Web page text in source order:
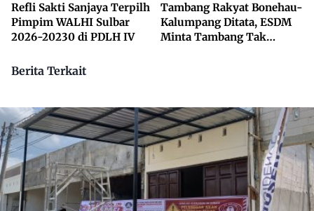
Refli Sakti Sanjaya Terpilh
Pimpim WALHI Sulbar
2026-20230 di PDLH IV
Tambang Rakyat Bonehau-
Kalumpang Ditata, ESDM
Minta Tambang Tak
Berita Terkait